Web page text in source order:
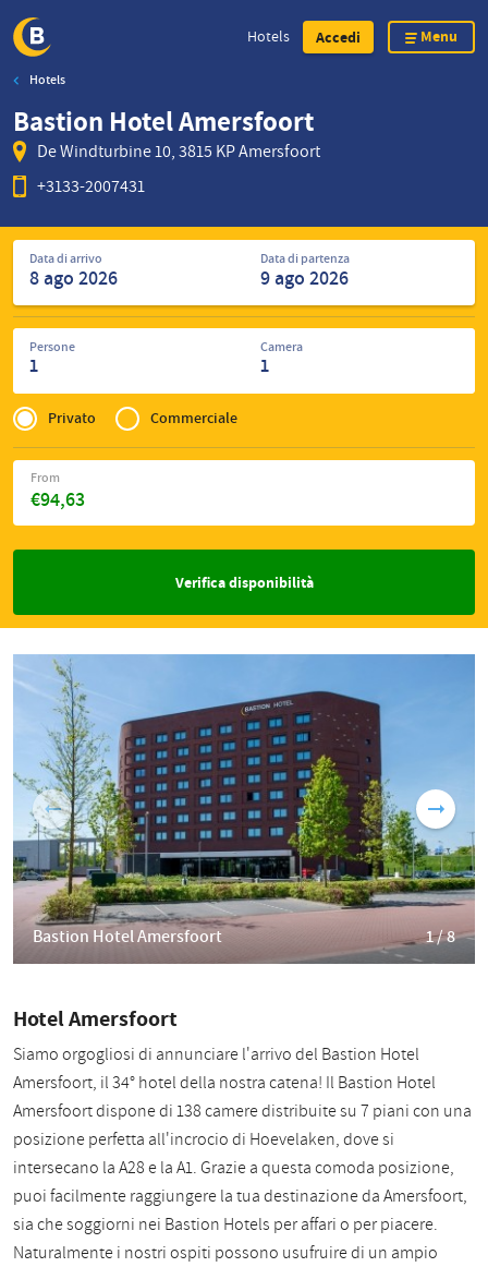
Skip
main
content
Hotels Accedi Menu
Hotels
Bastion Hotel Amersfoort
De Windturbine 10, 3815 KP Amersfoort
+3133-2007431
Cerca
hotelData di arrivo Data di partenza
Persone
1
Camera
1
Privé
of
Zakelijk
Privato Commerciale
€94,63
From
Verifica disponibilità
Bastion Hotel Amersfoort 1 / 8
Hotel Amersfoort
Siamo orgogliosi di annunciare l'arrivo del Bastion Hotel
Amersfoort, il 34° hotel della nostra catena! Il Bastion Hotel
Amersfoort dispone di 138 camere distribuite su 7 piani con una
posizione perfetta all'incrocio di Hoevelaken, dove si
intersecano la A28 e la A1. Grazie a questa comoda posizione,
puoi facilmente raggiungere la tua destinazione da Amersfoort,
sia che soggiorni nei Bastion Hotels per affari o per piacere.
Naturalmente i nostri ospiti possono usufruire di un ampio